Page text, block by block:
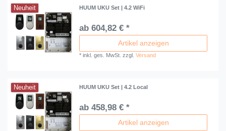
Neuheit HUUM UKU Set | 4.2 WiFi
ab 604,82 € *
Artikel anzeigen
*inkl. ges. MwSt. zzgl.Versand
Neuheit HUUM UKU Set | 4.2 Local
ab 458,98 € *
Artikel anzeigen